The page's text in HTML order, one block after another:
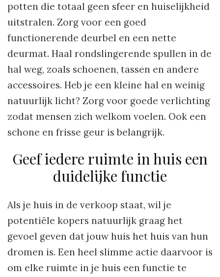
potten die totaal geen sfeer en huiselijkheid
uitstralen. Zorg voor een goed
functionerende deurbel en een nette
deurmat. Haal rondslingerende spullen in de
hal weg, zoals schoenen, tassen en andere
accessoires. Heb je een kleine hal en weinig
natuurlijk licht? Zorg voor goede verlichting
zodat mensen zich welkom voelen. Ook een
schone en frisse geur is belangrijk.
Geef iedere ruimte in huis een
duidelijke functie
Als je huis in de verkoop staat, wil je
potentiële kopers natuurlijk graag het
gevoel geven dat jouw huis het huis van hun
dromen is. Een heel slimme actie daarvoor is
om elke ruimte in je huis een functie te